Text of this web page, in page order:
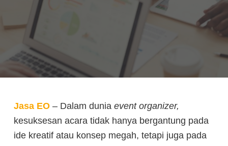
Jasa EO – Dalam dunia event organizer,
kesuksesan acara tidak hanya bergantung pada
ide kreatif atau konsep megah, tetapi juga pada